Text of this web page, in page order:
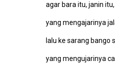
agar bara itu, janin
yang mengajarinya
lalu ke sarang bango
yang mengujarinya